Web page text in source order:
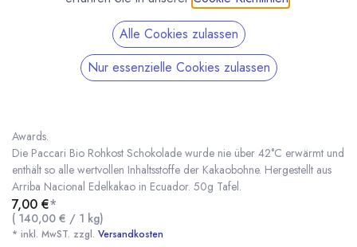
Paccari RAW 90 Tafel Rohe Bio Schokolade
(0 Rezension)
Awards.
Die Paccari Bio Rohkost Schokolade wurde nie über 42°C erwärmt und
enthält so alle wertvollen Inhaltsstoffe der Kakaobohne. Hergestellt aus
Arriba Nacional Edelkakao in Ecuador. 50g Tafel.
7,00 €*
( 140,00 € / 1 kg)
* inkl. MwST. zzgl. Versandkosten
Alle Cookies zulassen
Nur essenzielle Cookies zulassen